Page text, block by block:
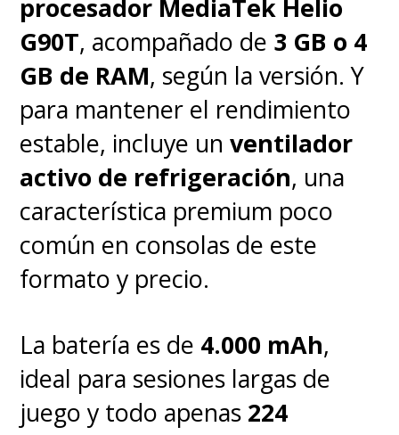
campeones, siendo "rápida y
fácil de hacer sin afectar en
absoluto a nuestros
estándares de calidad".
De esa manera, "fuimos capaces
de llevar adelante con éxito
todo nuestro ciclo de
producción yconvertir cada
uno de los personajes en
anime, lo cual es realmente
genial y creo que también
procesador MediaTek Helio
G90T, acompañado de 3 GB o 4
GB de RAM, según la versión. Y
para mantener el rendimiento
estable, incluye unventilador
activo de refrigeración, una
característica premium poco
común en consolas de este
formato y precio.
La batería es de 4.000 mAh,
ideal para sesiones largas de
juego y todo apenas 224